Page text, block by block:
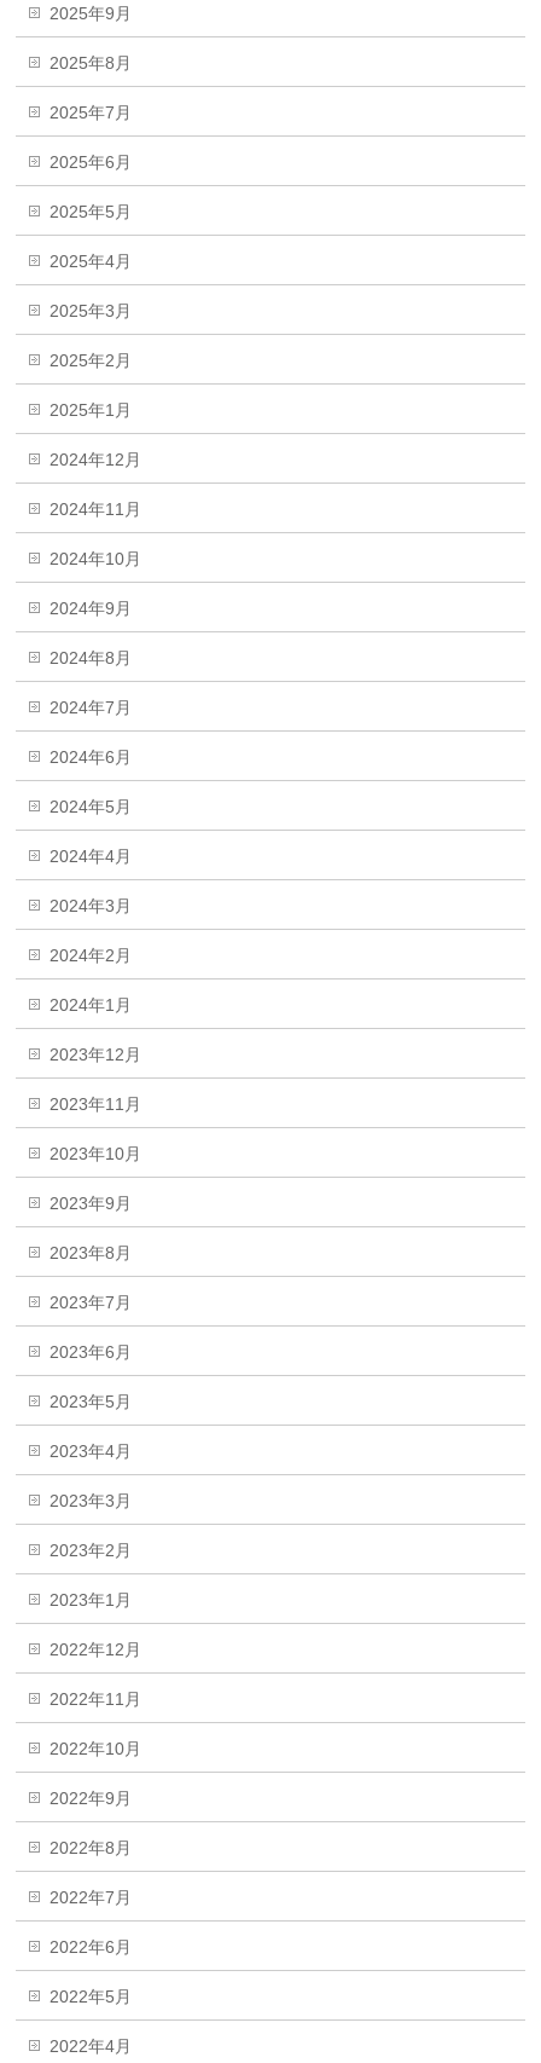
2025年9月
2025年8月
2025年7月
2025年6月
2025年5月
2025年4月
2025年3月
2025年2月
2025年1月
2024年12月
2024年11月
2024年10月
2024年9月
2024年8月
2024年7月
2024年6月
2024年5月
2024年4月
2024年3月
2024年2月
2024年1月
2023年12月
2023年11月
2023年10月
2023年9月
2023年8月
2023年7月
2023年6月
2023年5月
2023年4月
2023年3月
2023年2月
2023年1月
2022年12月
2022年11月
2022年10月
2022年9月
2022年8月
2022年7月
2022年6月
2022年5月
2022年4月